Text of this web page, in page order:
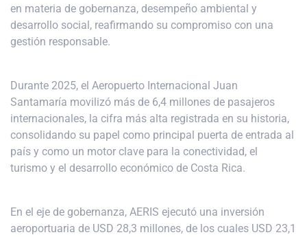
en materia de gobernanza, desempeño ambiental y
desarrollo social, reafirmando su compromiso con una
gestión responsable.
Durante 2025, el Aeropuerto Internacional Juan
Santamaría movilizó más de 6,4 millones de pasajeros
internacionales, la cifra más alta registrada en su historia,
consolidando su papel como principal puerta de entrada al
país y como un motor clave para la conectividad, el
turismo y el desarrollo económico de Costa Rica.
En el eje de gobernanza, AERIS ejecutó una inversión
aeroportuaria de USD 28,3 millones, de los cuales USD 23,1